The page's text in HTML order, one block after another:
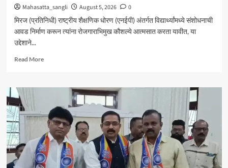
Mahasatta_sangli August 5, 2026
0
मिरज (प्रतिनिधी) राष्ट्रीय शैक्षणिक धोरण (एनईपी) अंतर्गत विद्यार्थ्यांमध्ये संशोधनाची
आवड निर्माण करून त्यांना रोजगाराभिमुख कौशल्ये आत्मसात करता यावीत, या
उद्देशाने...
Read MoreRead
मिरजेतील
महाविद्यालयात
‘फिल्ड
प्रोजेक्ट
आणि
जॉब
ट्रेनिंग’
कार्यशाळा